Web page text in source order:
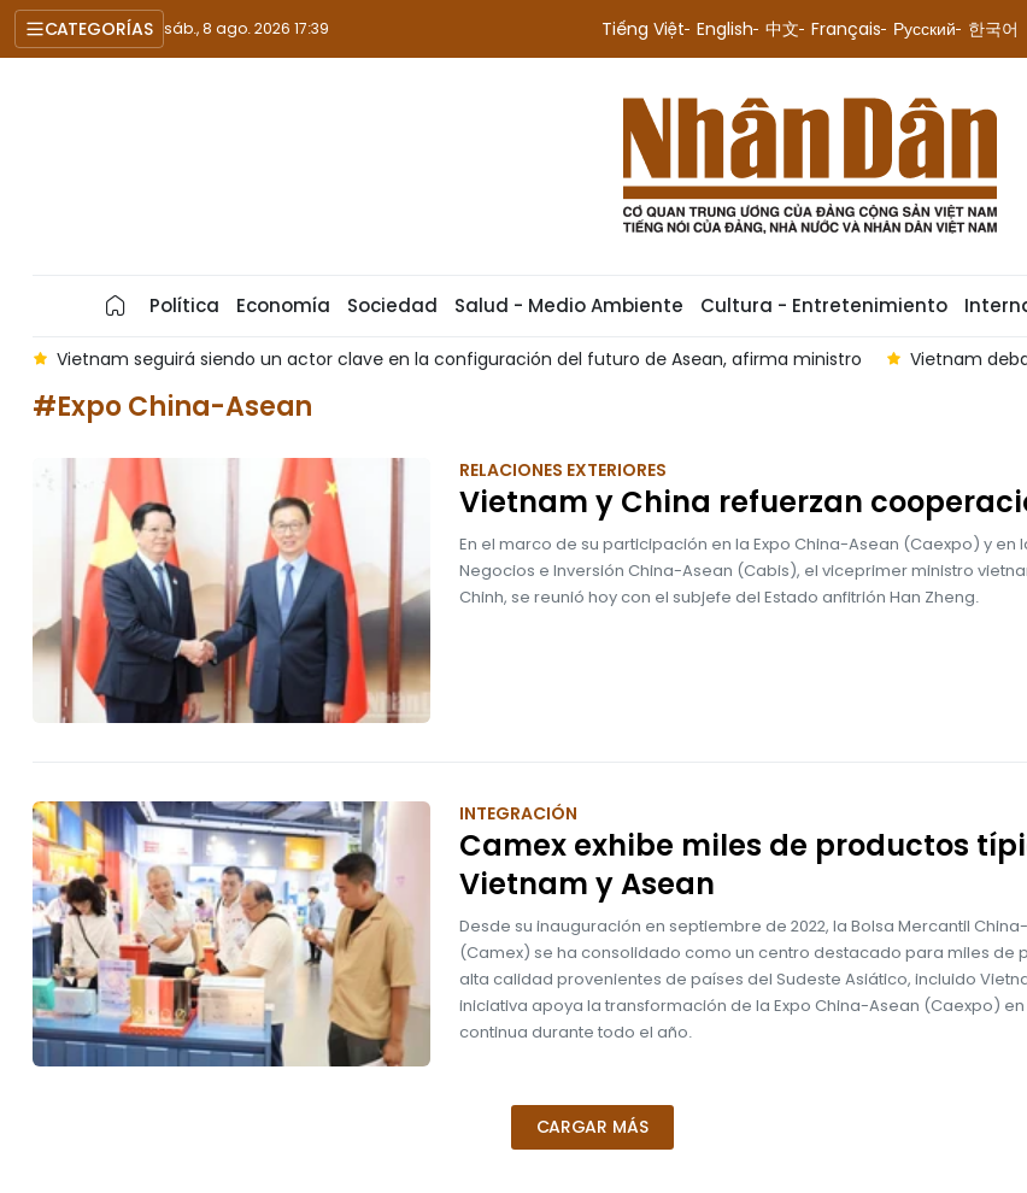
CATEGORÍAS sáb., 8 ago. 2026 17:39 Tiếng Việt English 中文 Français Русский 한국어
Política Economía Sociedad Salud - Medio Ambiente Cultura - Entretenimiento
siendo un actor clave en la configuración del futuro de Asean, afirma ministro Vietnam debate ley para
#Expo China-Asean
RELACIONES EXTERIORES
Vietnam y China refuerzan
En el marco de su participación en la Expo China-Asean (Caexpo) y en
Negocios e Inversión China-Asean (Cabis), el viceprimer ministro
Chinh, se reunió hoy con el subjefe del Estado anfitrión Han Zheng.
INTEGRACIÓN
Camex exhibe miles de productos
Vietnam y Asean
Desde su inauguración en septiembre de 2022, la Bolsa Mercantil
(Camex) se ha consolidado como un centro destacado para miles de
alta calidad provenientes de países del Sudeste Asiático, incluido
iniciativa apoya la transformación de la Expo China-Asean (Caexpo)
continua durante todo el año.
CARGAR MÁS